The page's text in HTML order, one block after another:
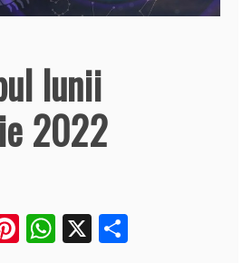
lunii
2022
Pi W X